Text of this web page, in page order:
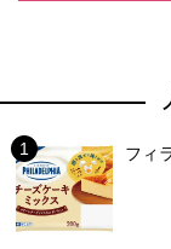
フィ